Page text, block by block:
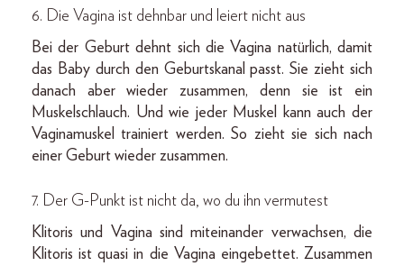
6. Die Vagina ist dehnbar und leiert nicht aus
Bei der Geburt dehnt sich die Vagina natürlich, damit
das Baby durch den Geburtskanal passt. Sie zieht sich
danach aber wieder zusammen, denn sie ist ein
Muskelschlauch. Und wie jeder Muskel kann auch der
Vaginamuskel trainiert werden. So zieht sie sich nach
einer Geburt wieder zusammen.
7. Der G-Punkt ist nicht da, wo du ihn vermutest
Klitoris und Vagina sind miteinander verwachsen, die
Klitoris ist quasi in die Vagina eingebettet. Zusammen